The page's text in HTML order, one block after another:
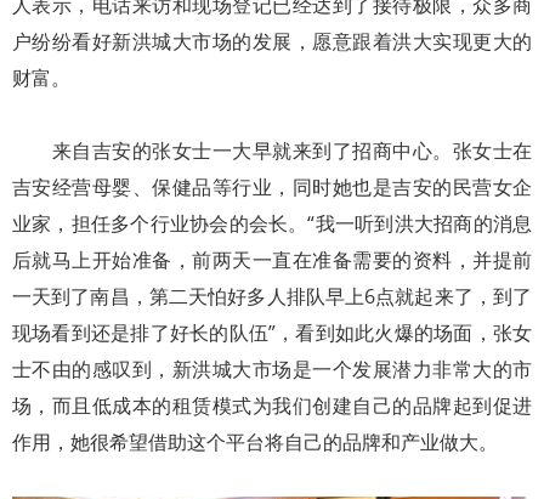
户纷纷看好新洪城大市场的发展，愿意跟着洪大实现更大的
财富。
来自吉安的张女士一大早就来到了招商中心。张女士在
吉安经营母婴、保健品等行业，同时她也是吉安的民营女企
业家，担任多个行业协会的会长。“我一听到洪大招商的消息
后就马上开始准备，前两天一直在准备需要的资料，并提前
一天到了南昌，第二天怕好多人排队早上6点就起来了，到了
现场看到还是排了好长的队伍”，看到如此火爆的场面，张女
士不由的感叹到，新洪城大市场是一个发展潜力非常大的市
场，而且低成本的租赁模式为我们创建自己的品牌起到促进
作用，她很希望借助这个平台将自己的品牌和产业做大。